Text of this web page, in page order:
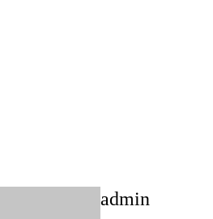
admin